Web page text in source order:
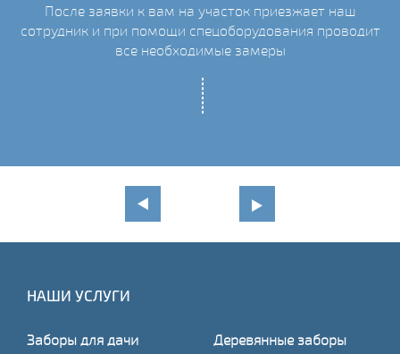
После заявки к вам на участок приезжает наш
сотрудник и при помощи спецоборудования проводит
все необходимые замеры
НАШИ УСЛУГИ
Заборы для дачи
Деревянные заборы